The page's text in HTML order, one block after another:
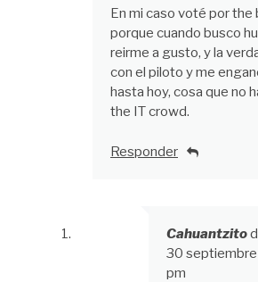
En mi caso voté por the
porque cuando busco
reirme a gusto, y la
con el piloto y me
hasta hoy, cosa que no
the IT crowd.
Responder
Cahuantzito
30
pm